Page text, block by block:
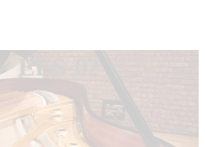
ELS-02